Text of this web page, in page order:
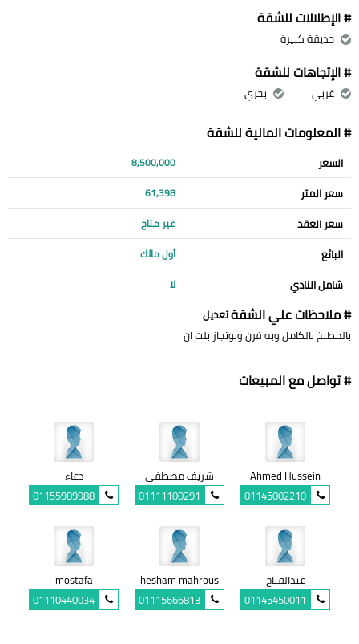
# الإطلالات للشقة
حديقة كبيرة
# الإتجاهات للشقة
غربي بحري
# المعلومات المالية للشقة
السعر 8,500,000
سعر المتر 61,398
سعر العقد غير متاح
البائع أول مالك
شامل النادي لا
# ملاحظات علي الشقةتعديل
بالمطبخ بالكامل وبه فرن وبوتجاز بلت ان
# تواصل مع المبيعات
Ahmed Hussein
01145002210
شريف مصطفى
01111100291
دعاء
01155989988
عبدالفتاح
01145450011
hesham mahrous
01115666813
mostafa
01110440034